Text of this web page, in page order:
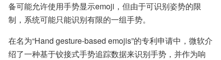
备可能允许使用手势显示emoji，但由于可识别姿势的限
制，系统可能只能识别有限的一组手势。
在名为“Hand gesture-based emojis”的专利申请中，微软介
绍了一种基于铰接式手势追踪数据来识别手势，并作为响